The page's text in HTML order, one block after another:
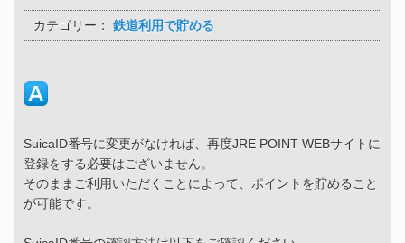
カテゴリー： 鉄道利用で貯める
SuicaID番号に変更がなければ、再度JRE POINT WEBサイトに
登録をする必要はございません。
そのままご利用いただくことによって、ポイントを貯めること
が可能です。